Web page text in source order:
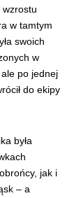
w tamtym
swoich
w
po jednej
do ekipy
była
jak i
– a